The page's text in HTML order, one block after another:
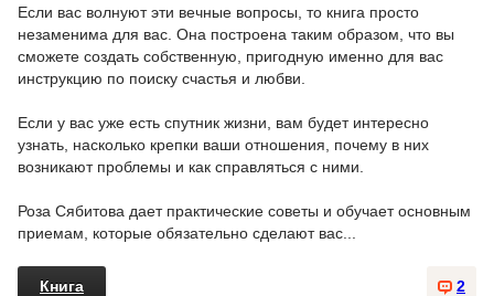
Если вас волнуют эти вечные вопросы, то книга просто
незаменима для вас. Она построена таким образом, что вы
сможете создать собственную, пригодную именно для вас
инструкцию по поиску счастья и любви.
Если у вас уже есть спутник жизни, вам будет интересно
узнать, насколько крепки ваши отношения, почему в них
возникают проблемы и как справляться с ними.
Роза Сябитова дает практические советы и обучает основным
приемам, которые обязательно сделают вас...
2
Книга